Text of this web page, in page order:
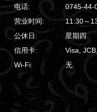
电话:
0745-44-
营业时间:
11:30～
公休日:
星期四
信用卡:
Visa,
Wi-Fi:
无